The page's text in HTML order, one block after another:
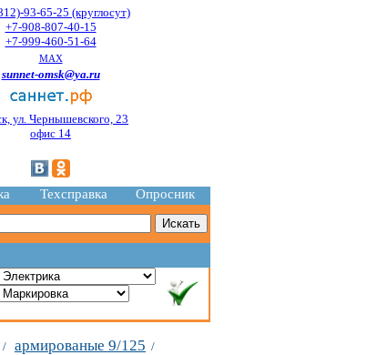
93-65-25 (круглосут)
+7-908-807-40-15
+7-999-460-51-64
MAX
sunnet-omsk@ya.ru
ул. Чернышевского, 23
офис 14
Техсправка Опросник
/ армированые 9/125 /